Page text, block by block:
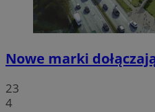
Nowe marki
23
4